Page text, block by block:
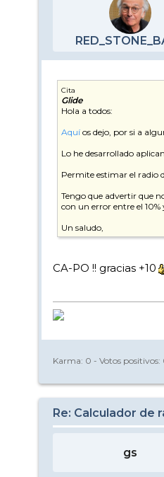
Cita
Glide
Hola a todos:
Aquí os dejo, por si a
Lo he desarrollado
Permite estimar el radio
Tengo que advertir que
con un error entre el 10%
Un saludo,
CA-PO !! gracias +10
Karma: 0 - Votos positivos:
Re: Calculador de
gs